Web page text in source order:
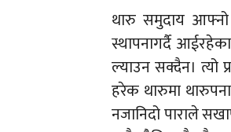
थारु समुदाय आफ्नो
स्थापनागर्दै
ल्याउन सक्दैन। त्यो
हरेक थारुमा
नजानिदो पाराले